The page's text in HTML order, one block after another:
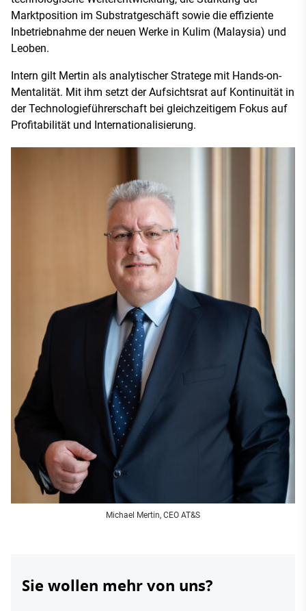
Marktposition im Substratgeschäft sowie die effiziente
Inbetriebnahme der neuen Werke in Kulim (Malaysia) und
Leoben.
Intern gilt Mertin als analytischer Stratege mit Hands-on-
Mentalität. Mit ihm setzt der Aufsichtsrat auf Kontinuität in
der Technologieführerschaft bei gleichzeitigem Fokus auf
Profitabilität und Internationalisierung.
Michael Mertin, CEO AT&S
Sie wollen mehr von uns?